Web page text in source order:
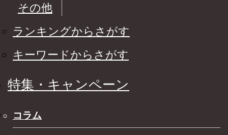
その他
ランキングからさがす
キーワードからさがす
特集・キャンペーン
コラム